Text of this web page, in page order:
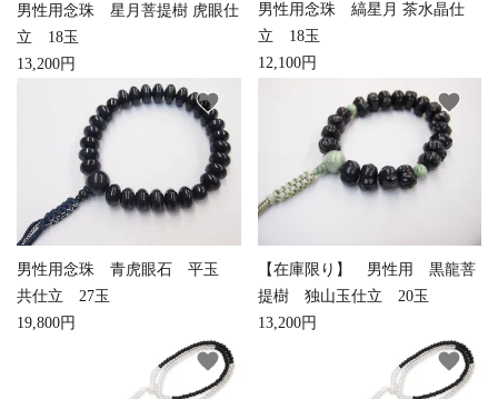
男性用念珠 星月菩提樹 虎眼仕
立 18玉
13,200円
男性用念珠 縞星月 茶水晶仕
立 18玉
12,100円
男性用念珠 青虎眼石 平玉
共仕立 27玉
19,800円
favorite
【在庫限り】 男性用 黒龍菩
提樹 独山玉仕立 20玉
13,200円
favorite
favorite favorite
カテゴリー
検索する